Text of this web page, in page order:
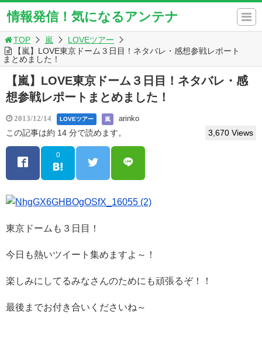
情報発信！気になるアンテナ
TOP 嵐
LOVEツアー
【嵐】LOVE東京ドーム３日目！ネタバレ・感想参戦レポート
まとめました！
【嵐】LOVE東京ドーム３日目！ネタバレ・感
想参戦レポートまとめました！
2013/12/14 LOVEツアー 嵐 arinko
この記事は約 14 分で読めます。 3,670 Views
0
東京ドームも３日目！
今日も熱いツイート集めますよ～！
楽しみにしてるみなさんのためにも頑張るぞ！！
最後までお付き合いくださいね～